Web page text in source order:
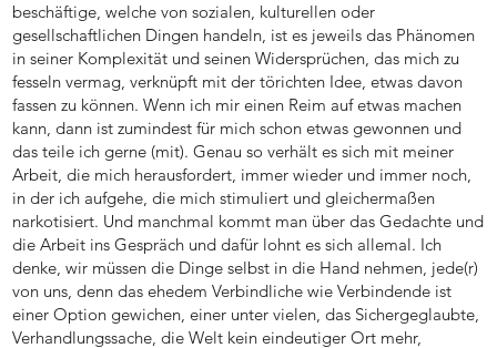
beschäftige, welche von sozialen, kulturellen oder
gesellschaftlichen Dingen handeln, ist es jeweils das Phänomen
in seiner Komplexität und seinen Widersprüchen, das mich zu
fesseln vermag, verknüpft mit der törichten Idee, etwas davon
fassen zu können. Wenn ich mir einen Reim auf etwas machen
kann, dann ist zumindest für mich schon etwas gewonnen und
das teile ich gerne (mit). Genau so verhält es sich mit meiner
Arbeit, die mich herausfordert, immer wieder und immer noch,
in der ich aufgehe, die mich stimuliert und gleichermaßen
narkotisiert. Und manchmal kommt man über das Gedachte und
die Arbeit ins Gespräch und dafür lohnt es sich allemal. Ich
denke, wir müssen die Dinge selbst in die Hand nehmen, jede(r)
von uns, denn das ehedem Verbindliche wie Verbindende ist
einer Option gewichen, einer unter vielen, das Sichergeglaubte,
Verhandlungssache, die Welt kein eindeutiger Ort mehr,